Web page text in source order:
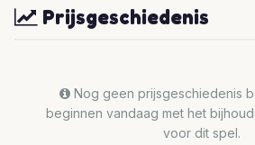
Prijsgeschiedenis
Nog geen prijsgeschiedenis
beginnen vandaag met het
voor dit spel.